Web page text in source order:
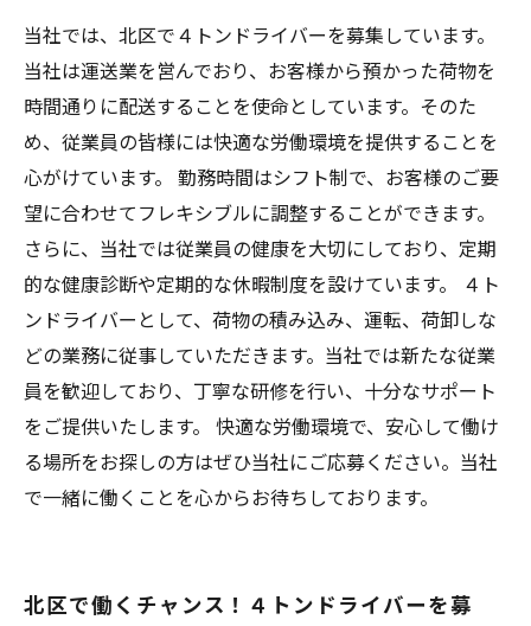
当社では、北区で４トンドライバーを募集しています。
当社は運送業を営んでおり、お客様から預かった荷物を
時間通りに配送することを使命としています。そのた
め、従業員の皆様には快適な労働環境を提供することを
心がけています。 勤務時間はシフト制で、お客様のご要
望に合わせてフレキシブルに調整することができます。
さらに、当社では従業員の健康を大切にしており、定期
的な健康診断や定期的な休暇制度を設けています。 ４ト
ンドライバーとして、荷物の積み込み、運転、荷卸しな
どの業務に従事していただきます。当社では新たな従業
員を歓迎しており、丁寧な研修を行い、十分なサポート
をご提供いたします。 快適な労働環境で、安心して働け
る場所をお探しの方はぜひ当社にご応募ください。当社
で一緒に働くことを心からお待ちしております。
北区で働くチャンス！４トンドライバーを募